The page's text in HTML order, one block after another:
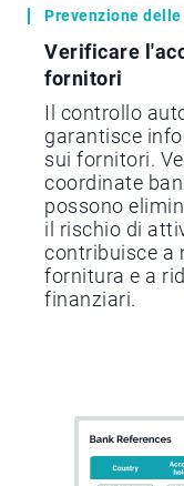
Prevenzione
Verificare
fornitori
Il controllo
garantisce
sui fornitori.
coordinate
possono
il rischio di
contribuisce a
fornitura e a
finanziari.